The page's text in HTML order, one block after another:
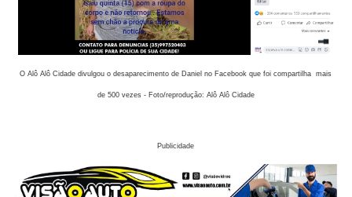
O Alô Alô Cidade divulgou o desaparecimento de Daniel no Facebook que foi compartilha mais
de 500 vezes - Foto/reprodução: Alô Alô Cidade
Publicidade